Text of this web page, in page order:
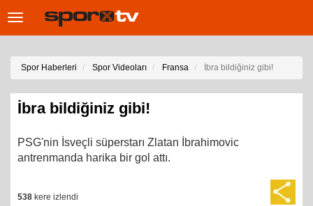
Toggle
Spor Haberleri Spor Videoları Fransa İbra bildiğiniz gibi!
İbra bildiğiniz gibi!
PSG'nin İsveçli süperstarı Zlatan İbrahimovic
antrenmanda harika bir gol attı.
538 kere izlendi